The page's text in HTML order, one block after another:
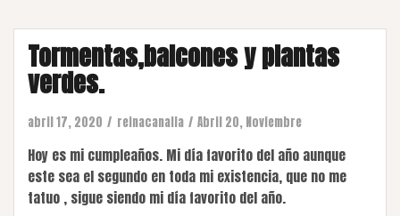
Tormentas,balcones y plantas
verdes.
abril 17, 2020 reinacanalla Abril 20, Noviembre
Hoy es mi cumpleaños. Mi día favorito del año aunque
este sea el segundo en toda mi existencia, que no me
tatuo , sigue siendo mi día favorito del año.